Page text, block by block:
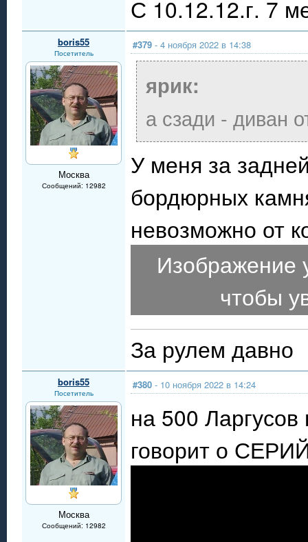
С 10.12.12.г. 7
boris55
Посетитель
Москва
Сообщений: 12982
#379 - 4 ноября 2022 в 14:38
ярик:
а сзади - диван
У меня за
бордюрных
невозможно от
Изображение
чтобы
За рулем давно
boris55
Посетитель
Москва
Сообщений: 12982
#380 - 10 ноября 2022 в 14:24
на 500
говорит о